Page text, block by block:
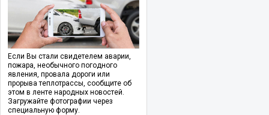
Если Вы стали свидетелем аварии,
пожара, необычного погодного
явления, провала дороги или
прорыва теплотрассы, сообщите об
этом в ленте народных новостей.
Загружайте фотографии через
специальную форму.